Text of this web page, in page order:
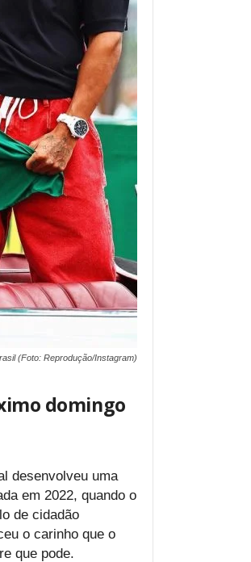
(Foto: Reprodução/Instagram)
domingo
desenvolveu uma
em 2022, quando o
de cidadão
o carinho que o
que pode.